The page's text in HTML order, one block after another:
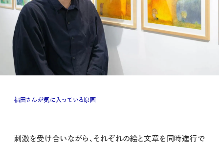
福田さんが気に入っている原画
刺激を受け合いながら、それぞれの絵と文章を同時進行で